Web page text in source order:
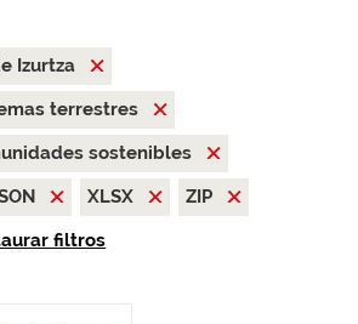
Izurtza
terrestres
sostenibles
XLSX
ZIP
filtros